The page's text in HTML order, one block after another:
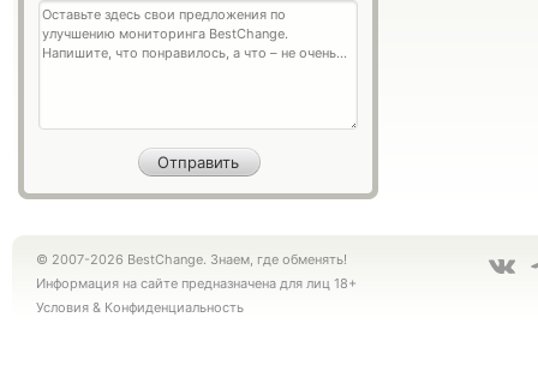
© 2007-2026 BestChange. Знаем, где обменять!
Информация на сайте предназначена для лиц 18+
Условия & Конфиденциальность